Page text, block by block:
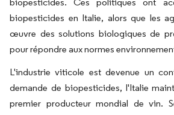
biopesticides en Italie, alors que les
œuvre des solutions biologiques de
pour répondre aux normes
L'industrie viticole est devenue un
demande de biopesticides, l'Italie
premier producteur mondial de vin.